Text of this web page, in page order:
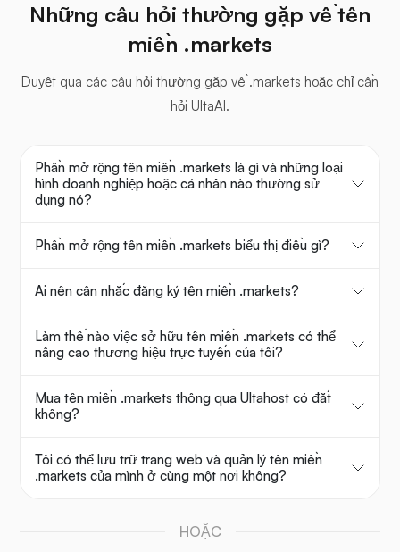
Những câu hỏi thường gặp về tên
miền .markets
Duyệt qua các câu hỏi thường gặp về .markets hoặc chỉ cần
hỏi UltaAI.
Phần mở rộng tên miền .markets là gì và những loại
hình doanh nghiệp hoặc cá nhân nào thường sử
dụng nó?
Phần mở rộng tên miền .markets biểu thị điều gì?
Ai nên cân nhắc đăng ký tên miền .markets?
Làm thế nào việc sở hữu tên miền .markets có thể
nâng cao thương hiệu trực tuyến của tôi?
Mua tên miền .markets thông qua Ultahost có đắt
không?
Tôi có thể lưu trữ trang web và quản lý tên miền
.markets của mình ở cùng một nơi không?
HOẶC